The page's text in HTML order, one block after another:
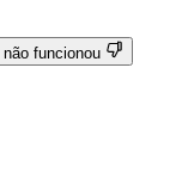
funcionou